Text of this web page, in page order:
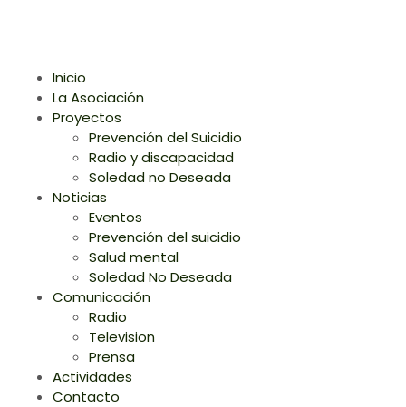
Inicio
La Asociación
Proyectos
Prevención del Suicidio
Radio y discapacidad
Soledad no Deseada
Noticias
Eventos
Prevención del suicidio
Salud mental
Soledad No Deseada
Comunicación
Radio
Television
Prensa
Actividades
Contacto